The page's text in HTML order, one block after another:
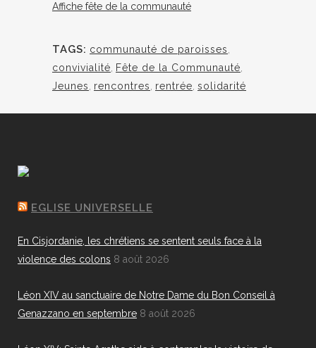
Affiche fête de la communauté
TAGS: communauté de paroisses,
convivialité, Fête de la Communauté,
Jeunes, rencontres, rentrée, solidarité
EGLISE UNIVERSELLE
En Cisjordanie, les chrétiens se sentent seuls face à la
violence des colons 8 août 2026
Léon XIV au sanctuaire de Notre Dame du Bon Conseil à
Genazzano en septembre 8 août 2026